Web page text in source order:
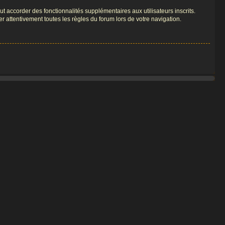
accorder des fonctionnalités supplémentaires aux utilisateurs inscrits.
attentivement toutes les règles du forum lors de votre navigation.